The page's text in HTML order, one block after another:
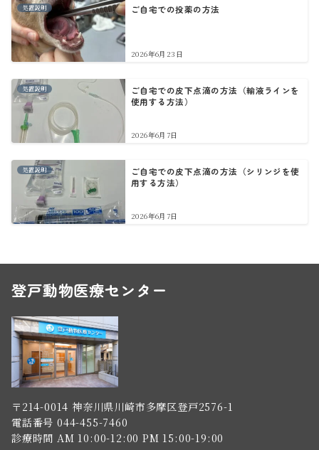
処置説明 ご自宅での投薬の方法
2026年6月23日
処置説明
ご自宅での皮下点滴の方法（輸液ラインを
使用する方法）
2026年6月7日
処置説明
ご自宅での皮下点滴の方法（シリンジを使
用する方法）
2026年6月7日
登戸動物医療センター
〒214-0014 神奈川県川崎市多摩区登戸2576-1
電話番号 044-455-7460
診療時間 AM 10:00-12:00 PM 15:00-19:00